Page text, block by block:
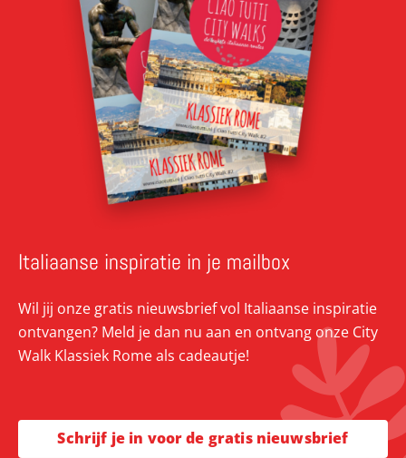
Italiaanse inspiratie in je mailbox
Wil jij onze gratis nieuwsbrief vol Italiaanse inspiratie
ontvangen? Meld je dan nu aan en ontvang onze City
Walk Klassiek Rome als cadeautje!
Schrijf je in voor de gratis nieuwsbrief